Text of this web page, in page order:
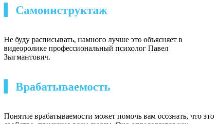
▍ Самоинструктаж
Не буду расписывать, намного лучше это объясняет в
видеоролике профессиональный психолог Павел
Зыгмантович.
▍ Врабатываемость
Понятие врабатываемости может помочь вам осознать, что это